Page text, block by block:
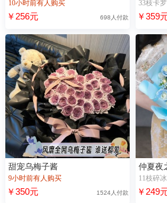
10小时前有人购买
￥256元 698人付款
33枝卡
￥359
甜宠乌梅子酱
9小时前有人购买
￥350元 1524人付款
仲夏夜
11枝碎
￥249